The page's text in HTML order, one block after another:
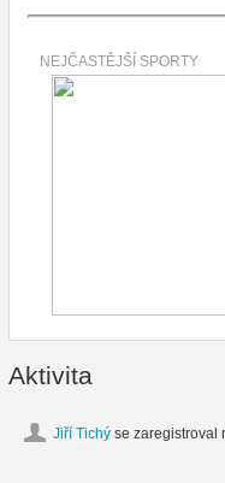
NEJČASTĚJŠÍ SPORTY
Aktivita
Jiří Tichý se zaregistroval